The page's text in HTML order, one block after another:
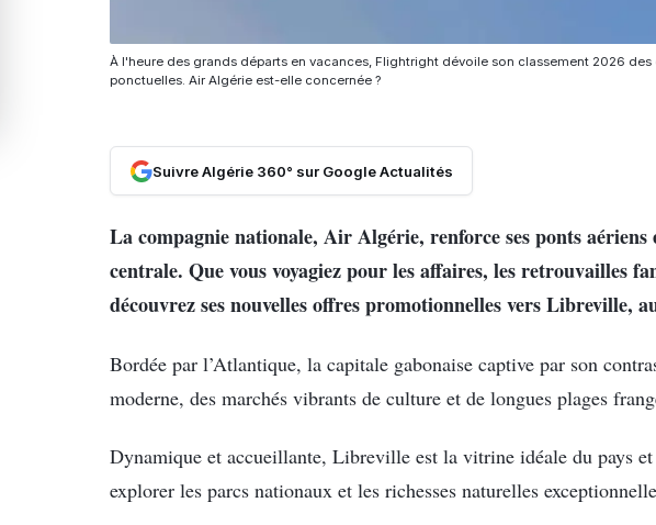
À l'heure des grands départs en vacances, Flightright dévoile son classement 2026
ponctuelles. Air Algérie est-elle concernée ?
Suivre Algérie 360° sur Google Actualités
La compagnie nationale, Air Algérie, renforce ses ponts
centrale. Que vous voyagiez pour les affaires, les retrouvailles
découvrez ses nouvelles offres promotionnelles vers Libreville,
Bordée par l’Atlantique, la capitale gabonaise captive par son
moderne, des marchés vibrants de culture et de longues plages
Dynamique et accueillante, Libreville est la vitrine idéale du pays
explorer les parcs nationaux et les richesses naturelles